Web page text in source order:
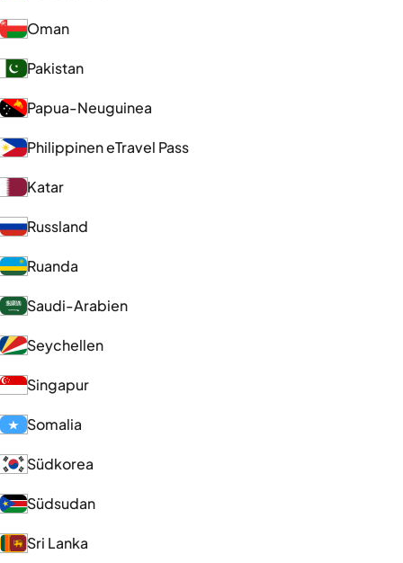
Oman
Pakistan
Papua-Neuguinea
Philippinen eTravel Pass
Katar
Russland
Ruanda
Saudi-Arabien
Seychellen
Singapur
Somalia
Südkorea
Südsudan
Sri Lanka